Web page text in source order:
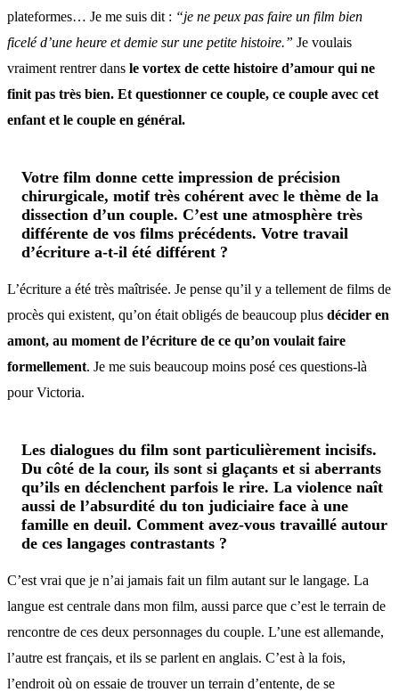
plateformes… Je me suis dit : “je ne peux pas faire un film bien
ficelé d’une heure et demie sur une petite histoire.” Je voulais
vraiment rentrer dans le vortex de cette histoire d’amour qui ne
finit pas très bien. Et questionner ce couple, ce couple avec cet
enfant et le couple en général.
Votre film donne cette impression de précision
chirurgicale, motif très cohérent avec le thème de la
dissection d’un couple. C’est une atmosphère très
différente de vos films précédents. Votre travail
d’écriture a-t-il été différent ?
L’écriture a été très maîtrisée. Je pense qu’il y a tellement de films de
procès qui existent, qu’on était obligés de beaucoup plus décider en
amont, au moment de l’écriture de ce qu’on voulait faire
formellement. Je me suis beaucoup moins posé ces questions-là
pour Victoria.
Les dialogues du film sont particulièrement incisifs.
Du côté de la cour, ils sont si glaçants et si aberrants
qu’ils en déclenchent parfois le rire. La violence naît
aussi de l’absurdité du ton judiciaire face à une
famille en deuil. Comment avez-vous travaillé autour
de ces langages contrastants ?
C’est vrai que je n’ai jamais fait un film autant sur le langage. La
langue est centrale dans mon film, aussi parce que c’est le terrain de
rencontre de ces deux personnages du couple. L’une est allemande,
l’autre est français, et ils se parlent en anglais. C’est à la fois,
l’endroit où on essaie de trouver un terrain d’entente, de se